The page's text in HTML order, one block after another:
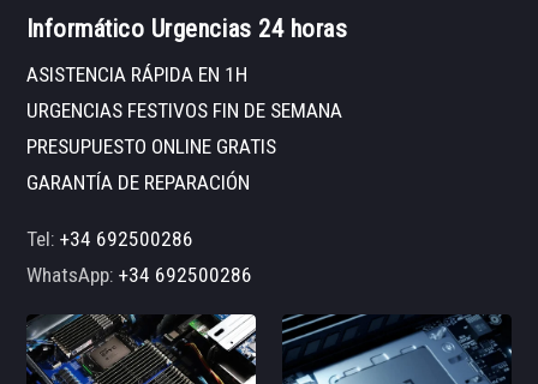
Informático Urgencias 24 horas
ASISTENCIA RÁPIDA EN 1H
URGENCIAS FESTIVOS FIN DE SEMANA
PRESUPUESTO ONLINE GRATIS
GARANTÍA DE REPARACIÓN
Tel:+34 692500286
WhatsApp:+34 692500286